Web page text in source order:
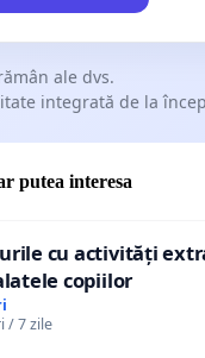
ale dvs.
integrată de la
putea interesa
cu activități
copiilor
/ 7 zile